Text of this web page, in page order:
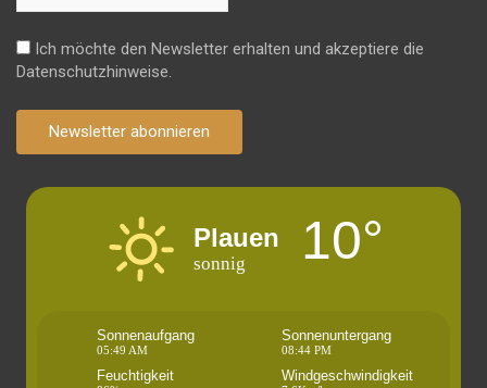
Ich möchte den Newsletter erhalten und akzeptiere die
Datenschutzhinweise.
Newsletter abonnieren
Plauen
sonnig 10°
Sonnenaufgang
05:49 AM
Sonnenuntergang
08:44 PM
Feuchtigkeit Windgeschwindigkeit